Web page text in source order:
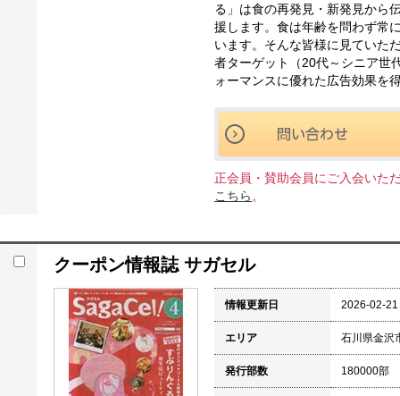
る」は食の再発見・新発見から
援します。食は年齢を問わず常
います。そんな皆様に見ていた
者ターゲット（20代～シニア世
ォーマンスに優れた広告効果を
正会員・賛助会員にご入会いた
こちら 。
クーポン情報誌 サガセル
情報更新日 2026-02-
エリア 石川県金沢
発行部数 180000部